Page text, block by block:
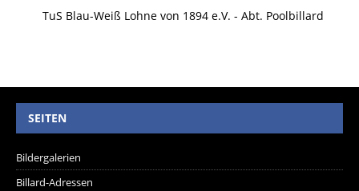
TuS Blau-Weiß Lohne von 1894 e.V. - Abt. Poolbillard
SEITEN
Bildergalerien
Billard-Adressen